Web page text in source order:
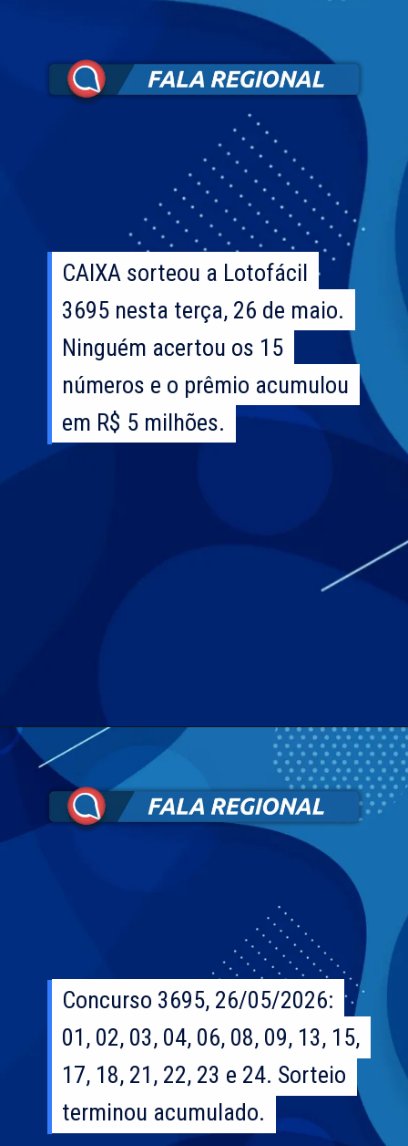
CAIXA sorteou a Lotofácil
3695 nesta terça, 26 de maio.
Ninguém acertou os 15
números e o prêmio acumulou
em R$ 5 milhões.
CAIXA sorteou a Lotofácil
3695 nesta terça, 26 de maio.
Ninguém acertou os 15
números e o prêmio acumulou
em R$ 5 milhões.
Concurso 3695, 26/05/2026:
01, 02, 03, 04, 06, 08, 09, 13, 15,
17, 18, 21, 22, 23 e 24. Sorteio
terminou acumulado.
Concurso 3695, 26/05/2026:
01, 02, 03, 04, 06, 08, 09, 13, 15,
17, 18, 21, 22, 23 e 24. Sorteio
terminou acumulado.